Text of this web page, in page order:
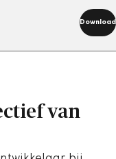
Download
van